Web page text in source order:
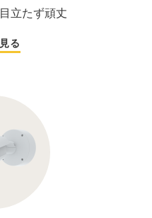
立たず頑丈
る